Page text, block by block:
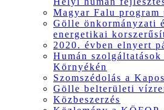
Magyar Falu program
Gölle önkormányzati
energetikai
2020. évben elnyert
Humán
Környékén
Szomszédolás a
Gölle belterületi
Közbeszerzés